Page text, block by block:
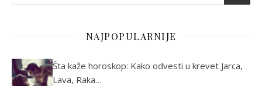
NAJPOPULARNIJE
Šta kaže horoskop: Kako odvesti u krevet Jarca,
Lava, Raka…